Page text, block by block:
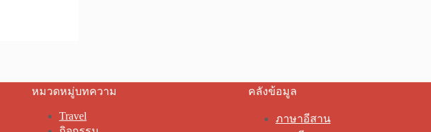
หมวดหมู่บทความ
Travel
คลังข้อมูล
ภาษาอีสาน